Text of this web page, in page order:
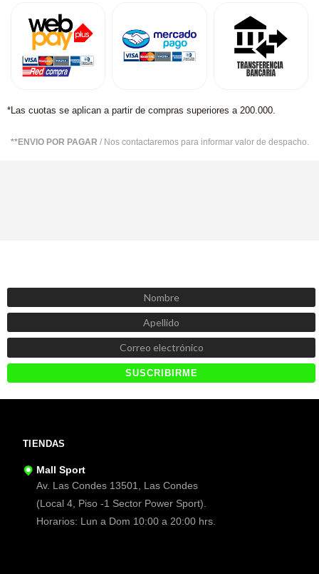
*Las cuotas se aplican a partir de compras superiores a 200.000.
**ENVIO POR PAGAR / Nos contactaremos para informar valor de despacho.
TIENDAS
Mall Sport
Av. Las Condes 13501, Las Condes
(Local 4, Piso -1 Sector Power Sport).
Horarios: Lun a Dom 10:00 a 20:00 hrs.